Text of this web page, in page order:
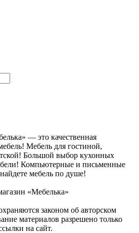
— это качественная
Мебель для гостиной,
Большой выбор кухонных
Компьютерные и письменные
мебель по душе!
«Мебелька»
законом об авторском
материалов разрешено только
на сайт.